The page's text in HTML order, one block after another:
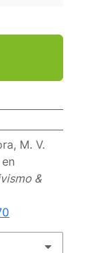
M. V.
&